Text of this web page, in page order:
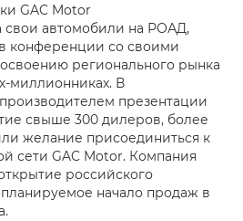
GAC Motor
свои автомобили на РОАД,
конференции со своими
регионального рынка
миллионниках. В
презентации
свыше 300 дилеров, более
желание присоединиться к
сети GAC Motor. Компания
российского
начало продаж в